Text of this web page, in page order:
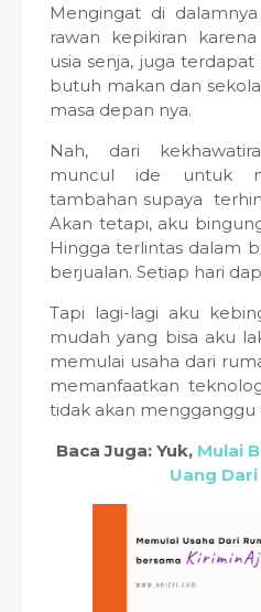
Mengingat di
rawan kepikiran
usia senja, juga
butuh makan dan
masa depan nya.
Nah, dari
muncul ide untuk
tambahan supaya
Akan tetapi, aku
Hingga terlintas dalam
berjualan. Setiap hari
Tapi lagi-lagi aku
mudah yang bisa aku
memulai usaha dari
memanfaatkan
tidak akan mengganggu
Baca Juga: Yuk, Mulai
Uang